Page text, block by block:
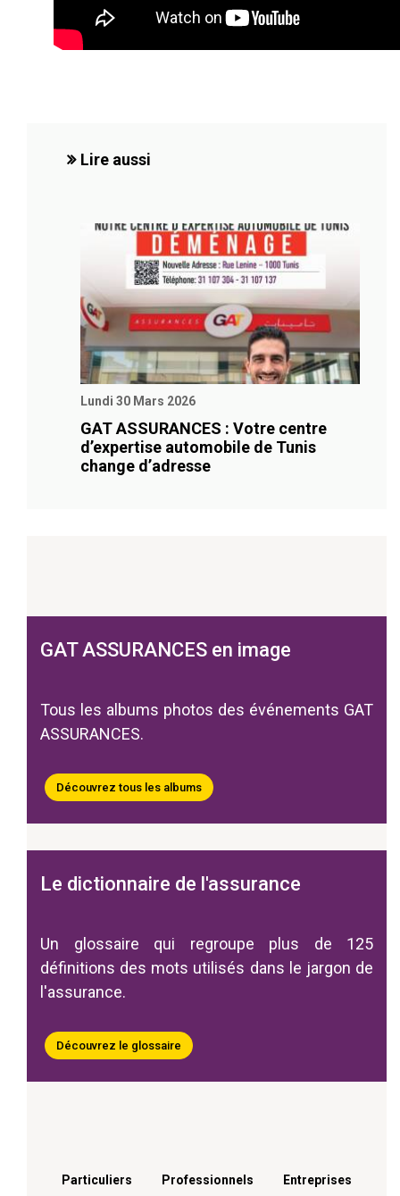
Lire aussi
Lundi 30 Mars 2026
GAT ASSURANCES : Votre centre
d’expertise automobile de Tunis
change d’adresse
GAT ASSURANCES en image
Tous les albums photos des événements GAT
ASSURANCES.
Découvrez tous les albums
Le dictionnaire de l'assurance
Un glossaire qui regroupe plus de 125
définitions des mots utilisés dans le jargon de
l'assurance.
Découvrez le glossaire
Menu footer
Particuliers Professionnels Entreprises